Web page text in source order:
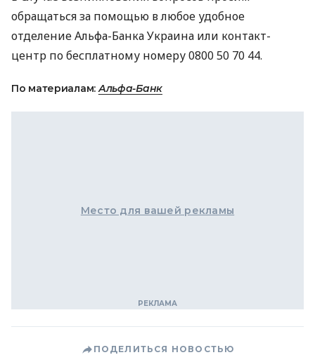
обращаться за помощью в любое удобное
отделение Альфа-Банка Украина или контакт-
центр по бесплатному номеру 0800 50 70 44.
По материалам:Альфа-Банк
Место для вашей рекламы
ПОДЕЛИТЬСЯ НОВОСТЬЮ